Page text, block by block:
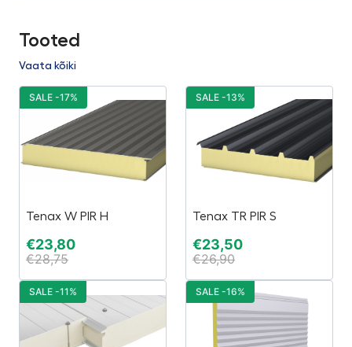
Tooted
Vaata kõiki
Tenax W PIR H
€23,80
€28,75
SALE -17%
Tenax TR PIR S
€23,50
€26,90
SALE -13%
SALE -11% SALE -16%